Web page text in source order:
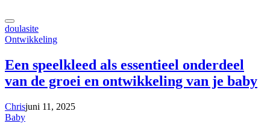
doulasite
Ontwikkeling
Een speelkleed als essentieel onderdeel
van de groei en ontwikkeling van je baby
Chrisjuni 11, 2025
Baby